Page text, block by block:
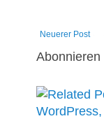
Neuerer Post
Abonnieren